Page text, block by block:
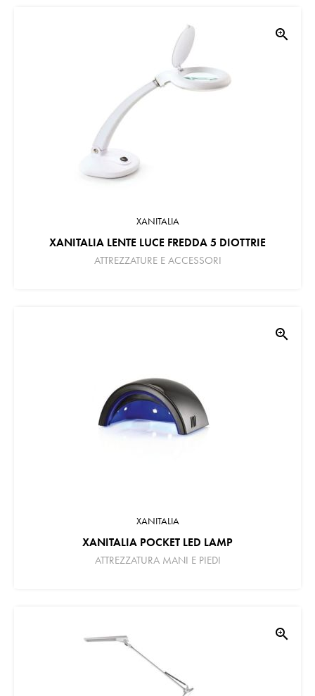
zoom_in
XANITALIA
XANITALIA LENTE LUCE FREDDA 5 DIOTTRIE
ATTREZZATURE E ACCESSORI
zoom_in
XANITALIA
XANITALIA POCKET LED LAMP
ATTREZZATURA MANI E PIEDI
zoom_in